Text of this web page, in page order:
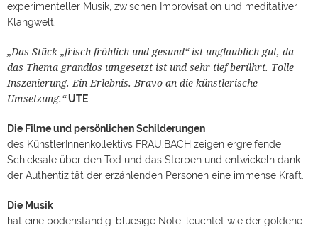
experimenteller Musik, zwischen Improvisation und meditativer
Klangwelt.
„Das Stück „frisch fröhlich und gesund“ ist unglaublich gut, da
das Thema grandios umgesetzt ist und sehr tief berührt. Tolle
Inszenierung. Ein Erlebnis. Bravo an die künstlerische
Umsetzung.“UTE
Die Filme und persönlichen Schilderungen
des KünstlerInnenkollektivs FRAU.BACH zeigen ergreifende
Schicksale über den Tod und das Sterben und entwickeln dank
der Authentizität der erzählenden Personen eine immense Kraft.
Die Musik
hat eine bodenständig-bluesige Note, leuchtet wie der goldene